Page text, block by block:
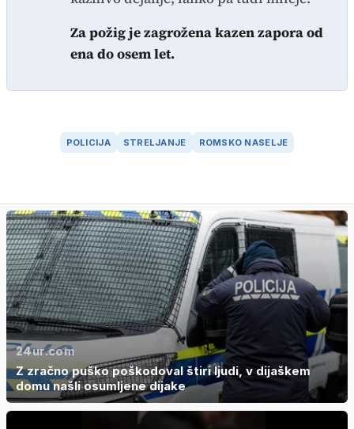
Za požig je zagrožena kazen zapora od
ena do osem let.
POLICIJA STRELJANJE ROMSKO NASELJE
24ur.com
Z zračno puško poškodoval štiri ljudi, v dijaškem
domu našli osumljene dijake